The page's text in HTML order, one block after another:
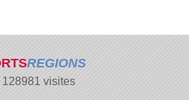
REGIONS
128981 visites